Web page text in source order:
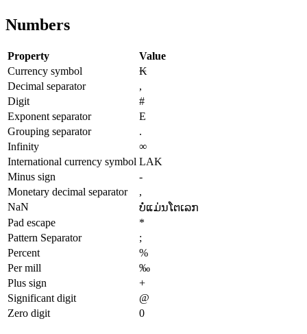
Numbers
Property
Value
Currency symbol
₭
Decimal separator
,
Digit
#
Exponent separator
E
Grouping separator
.
Infinity
∞
International currency symbol LAK
Minus sign
-
Monetary decimal separator
,
NaN
ບໍ່​ແມ່ນ​ໂຕ​ເລກ
Pad escape
*
Pattern Separator
;
Percent
%
Per mill
‰
Plus sign
+
Significant digit
@
Zero digit
0